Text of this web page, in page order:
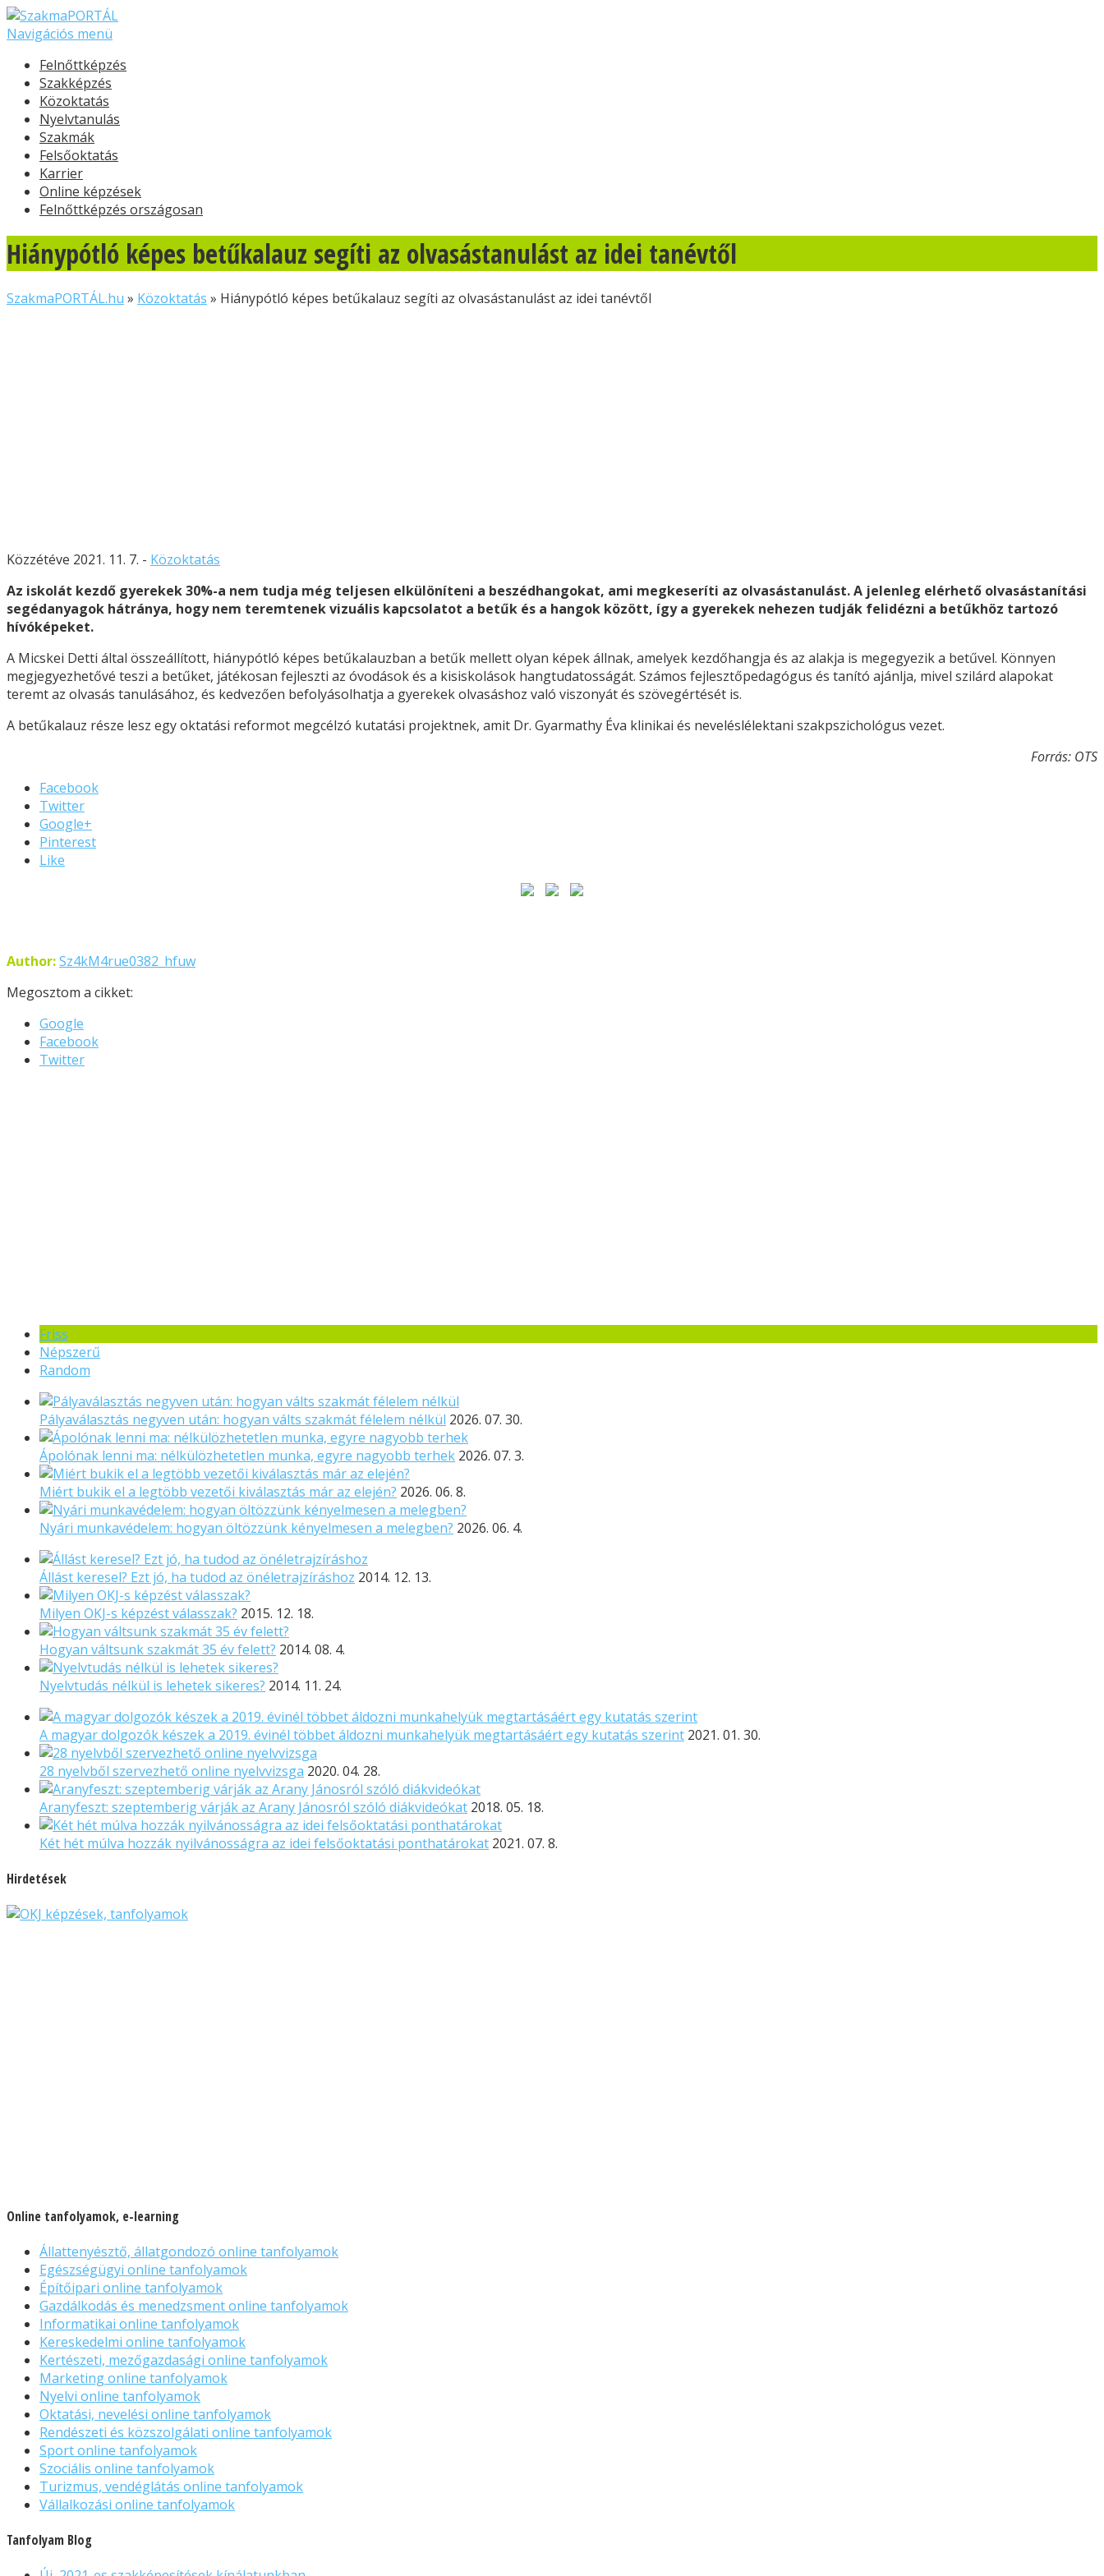
Navigációs menü
Felnőttképzés
Szakképzés
Közoktatás
Nyelvtanulás
Szakmák
Felsőoktatás
Karrier
Online képzések
Felnőttképzés országosan
Hiánypótló képes betűkalauz segíti az olvasástanulást az idei tanévtől
SzakmaPORTÁL.hu » Közoktatás » Hiánypótló képes betűkalauz segíti az olvasástanulást az idei tanévtől
Közzétéve 2021. 11. 7. - Közoktatás
Az iskolát kezdő gyerekek 30%-a nem tudja még teljesen elkülöníteni a beszédhangokat, ami megkeseríti az olvasástanulást. A jelenleg elérhető olvasástanítási
segédanyagok hátránya, hogy nem teremtenek vizuális kapcsolatot a betűk és a hangok között, így a gyerekek nehezen tudják felidézni a betűkhöz tartozó
hívóképeket.
A Micskei Detti által összeállított, hiánypótló képes betűkalauzban a betűk mellett olyan képek állnak, amelyek kezdőhangja és az alakja is megegyezik a betűvel. Könnyen
megjegyezhetővé teszi a betűket, játékosan fejleszti az óvodások és a kisiskolások hangtudatosságát. Számos fejlesztőpedagógus és tanító ajánlja, mivel szilárd alapokat
teremt az olvasás tanulásához, és kedvezően befolyásolhatja a gyerekek olvasáshoz való viszonyát és szövegértését is.
A betűkalauz része lesz egy oktatási reformot megcélzó kutatási projektnek, amit Dr. Gyarmathy Éva klinikai és neveléslélektani szakpszichológus vezet.
Forrás: OTS
Facebook
Twitter
Google+
Pinterest
Like
Author:Sz4kM4rue0382_hfuw
Megosztom a cikket:
Google
Facebook
Twitter
Friss
Népszerű
Random
Pályaválasztás negyven után: hogyan válts szakmát félelem nélkül 2026. 07. 30.
Ápolónak lenni ma: nélkülözhetetlen munka, egyre nagyobb terhek 2026. 07. 3.
Miért bukik el a legtöbb vezetői kiválasztás már az elején? 2026. 06. 8.
Nyári munkavédelem: hogyan öltözzünk kényelmesen a melegben? 2026. 06. 4.
Állást keresel? Ezt jó, ha tudod az önéletrajzíráshoz 2014. 12. 13.
Milyen OKJ-s képzést válasszak? 2015. 12. 18.
Hogyan váltsunk szakmát 35 év felett? 2014. 08. 4.
Nyelvtudás nélkül is lehetek sikeres? 2014. 11. 24.
A magyar dolgozók készek a 2019. évinél többet áldozni munkahelyük megtartásáért egy kutatás szerint 2021. 01. 30.
28 nyelvből szervezhető online nyelvvizsga 2020. 04. 28.
Aranyfeszt: szeptemberig várják az Arany Jánosról szóló diákvideókat 2018. 05. 18.
Két hét múlva hozzák nyilvánosságra az idei felsőoktatási ponthatárokat 2021. 07. 8.
Hirdetések
Online tanfolyamok, e-learning
Állattenyésztő, állatgondozó online tanfolyamok
Egészségügyi online tanfolyamok
Építőipari online tanfolyamok
Gazdálkodás és menedzsment online tanfolyamok
Informatikai online tanfolyamok
Kereskedelmi online tanfolyamok
Kertészeti, mezőgazdasági online tanfolyamok
Marketing online tanfolyamok
Nyelvi online tanfolyamok
Oktatási, nevelési online tanfolyamok
Rendészeti és közszolgálati online tanfolyamok
Sport online tanfolyamok
Szociális online tanfolyamok
Turizmus, vendéglátás online tanfolyamok
Vállalkozási online tanfolyamok
Tanfolyam Blog